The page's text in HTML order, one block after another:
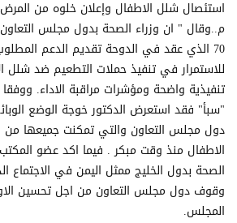
م..وقال " ان وزراء الصحة بدول مجلس التعاون
70 الذي عقد في الدوحة تقديم الدعم
للاستمرار في تنفيذ حملات التطعيم ضد
تنفيذية واضحة ومؤشرات مراقبة الاداء. ووفقا
"سبأ" فقد استعرض الدكتور خوجة الوضع
دول مجلس التعاون والتي تمكنت جميعها
الاطفال منذ وقت مبكر . فيما اكد عضو
الصحة بدول الخليج ممثل اليمن في الاجتماع
وقوف دول مجلس التعاون من اجل تحسين
المجلس.